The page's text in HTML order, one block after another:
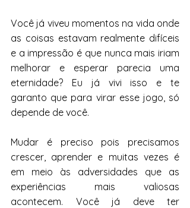
Você já viveu momentos na vida onde
as coisas estavam realmente difíceis
e a impressão é que nunca mais iriam
melhorar e esperar parecia uma
eternidade? Eu já vivi isso e te
garanto que para virar esse jogo, só
depende de você.
Mudar é preciso pois precisamos
crescer, aprender e muitas vezes é
em meio às adversidades que as
experiências mais valiosas
acontecem. Você já deve ter